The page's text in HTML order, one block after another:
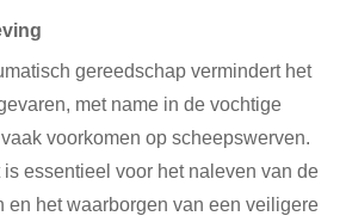
gereedschap vermindert het
met name in de vochtige
voorkomen op scheepswerven.
essentieel voor het naleven van de
en het waarborgen van een veiligere